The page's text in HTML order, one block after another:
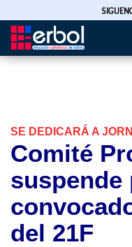
Pasar
SE DEDICARÁ A
Comité
suspende
del 21F